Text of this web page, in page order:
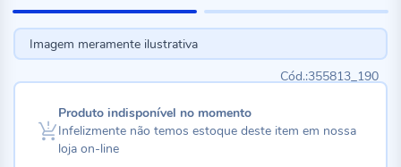
Imagem meramente ilustrativa
355813_190
Produto indisponível no momento
Infelizmente não temos estoque deste item em nossa
loja on-line